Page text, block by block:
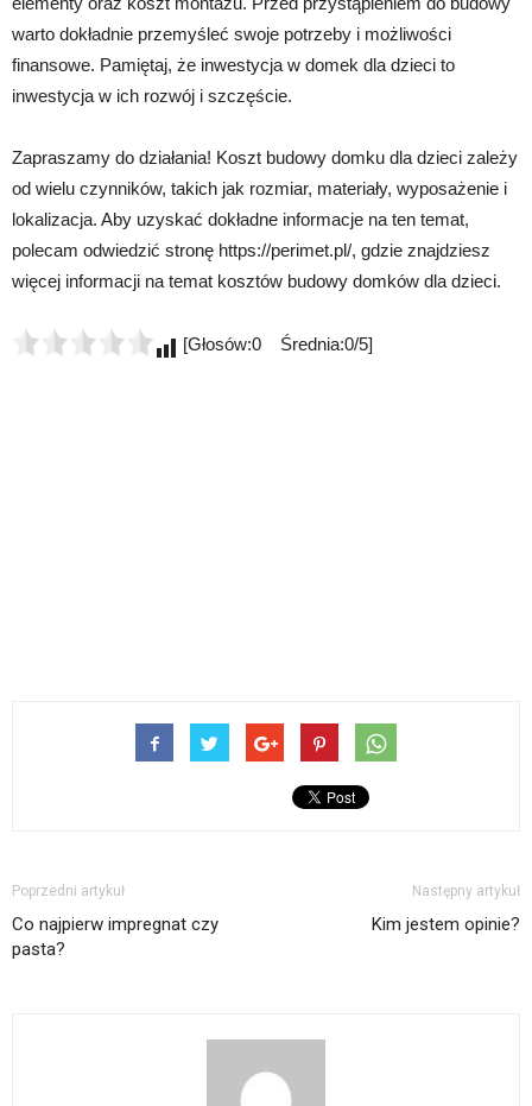
warto dokładnie przemyśleć swoje potrzeby i możliwości
finansowe. Pamiętaj, że inwestycja w domek dla dzieci to
inwestycja w ich rozwój i szczęście.
Zapraszamy do działania! Koszt budowy domku dla dzieci zależy
od wielu czynników, takich jak rozmiar, materiały, wyposażenie i
lokalizacja. Aby uzyskać dokładne informacje na ten temat,
polecam odwiedzić stronę https://perimet.pl/, gdzie znajdziesz
więcej informacji na temat kosztów budowy domków dla dzieci.
[Głosów:0 Średnia:0/5]
Poprzedni artykuł
Co najpierw impregnat czy
pasta?
Następny artykuł
Kim jestem opinie?